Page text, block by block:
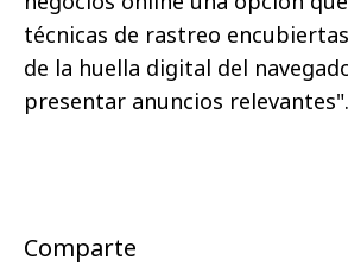
técnicas de rastreo
de la huella digital del
presentar anuncios relevantes".
Comparte